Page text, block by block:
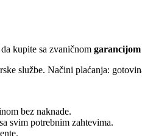
kupite sa zvaničnom garancijom
službe. Načini plaćanja:
bez naknade.
svim potrebnim zahtevima.